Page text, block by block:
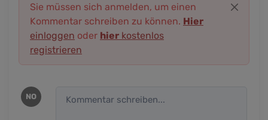
Sie müssen sich anmelden, um einen
Kommentar schreiben zu können. Hier
einloggen oder hier kostenlos
registrieren
NO